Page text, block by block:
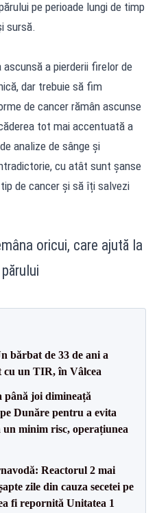
pe perioade lungi de timp
sursă.
a pierderii firelor de
dar trebuie să fim
de cancer rămân ascunse
tot mai accentuată a
analize de sânge și
cu atât sunt șanse
de cancer și să îți salvezi
oricui, care ajută la
bărbat de 33 de ani a
un TIR, în Vâlcea
până joi dimineață
Dunăre pentru a evita
un minim risc, operațiunea
Reactorul 2 mai
zile din cauza secetei pe
fi repornită Unitatea 1